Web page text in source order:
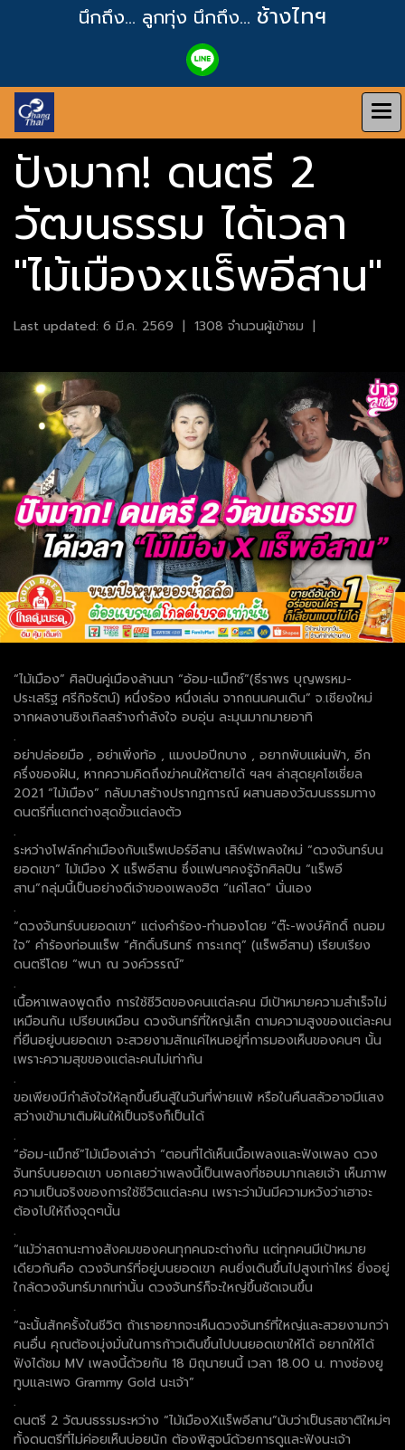
นึกถึง... ลูกทุ่ง นึกถึง... ช้างไทฯ
ปังมาก! ดนตรี 2
วัฒนธรรม ได้เวลา
"ไม้เมืองxแร็พอีสาน"
Last updated: 6 มี.ค. 2569 | 1308 จำนวนผู้เข้าชม |
“ไม้เมือง” ศิลปินคู่เมืองล้านนา “อ้อม-แม็กซ์”(ธีราพร บุญพรหม-
ประเสริฐ ศรีกิจรัตน์) หนึ่งร้อง หนึ่งเล่น จากถนนคนเดิน” จ.เชียงใหม่
จากผลงานซิงเกิลสร้างกำลังใจ อบอุ่น ละมุนมากมายอาทิ
.
อย่าปล่อยมือ , อย่าเพิ่งท้อ , แมงปอปีกบาง , อยากพับแผ่นฟ้า, อีก
ครึ่งของฝัน, หากความคิดถึงฆ่าคนให้ตายได้ ฯลฯ ล่าสุดยุคโซเชี่ยล
2021 “ไม้เมือง” กลับมาสร้างปรากฏการณ์ ผสานสองวัฒนธรรมทาง
ดนตรีที่แตกต่างสุดขั้วแต่ลงตัว
.
ระหว่างโฟล์กคำเมืองกับแร็พเปอร์อีสาน เสิร์ฟเพลงใหม่ “ดวงจันทร์บน
ยอดเขา” ไม้เมือง X แร็พอีสาน ซึ่งแฟนๆคงรู้จักศิลปิน “แร็พอี
สาน”กลุ่มนี้เป็นอย่างดีเจ้าของเพลงฮิต “แค่โสด” นั่นเอง
.
“ดวงจันทร์บนยอดเขา” แต่งคำร้อง-ทำนองโดย “ต๊ะ-พงษ์ศักดิ์ ถนอม
ใจ” คำร้องท่อนแร็พ “ศักดิ์นรินทร์ การะเกตุ” (แร็พอีสาน) เรียบเรียง
ดนตรีโดย “พนา ณ วงค์วรรณ์”
.
เนื้อหาเพลงพูดถึง การใช้ชีวิตของคนแต่ละคน มีเป้าหมายความสำเร็จไม่
เหมือนกัน เปรียบเหมือน ดวงจันทร์ที่ใหญ่เล็ก ตามความสูงของแต่ละคน
ที่ยืนอยู่บนยอดเขา จะสวยงามสักแค่ไหนอยู่ที่การมองเห็นของคนๆ นั้น
เพราะความสุขของแต่ละคนไม่เท่ากัน
.
ขอเพียงมีกำลังใจให้ลุกขึ้นยืนสู้ในวันที่พ่ายแพ้ หรือในคืนสลัวอาจมีแสง
สว่างเข้ามาเติมฝันให้เป็นจริงก็เป็นได้
.
“อ้อม-แม็กซ์”ไม้เมืองเล่าว่า “ตอนที่ได้เห็นเนื้อเพลงและฟังเพลง ดวง
จันทร์บนยอดเขา บอกเลยว่าเพลงนี้เป็นเพลงที่ชอบมากเลยเจ้า เห็นภาพ
ความเป็นจริงของการใช้ชีวิตแต่ละคน เพราะว่ามันมีความหวังว่าเฮาจะ
ต้องไปให้ถึงจุดๆนั้น
.
“แม้ว่าสถานะทางสังคมของคนทุกคนจะต่างกัน แต่ทุกคนมีเป้าหมาย
เดียวกันคือ ดวงจันทร์ที่อยู่บนยอดเขา คนยิ่งเดินขึ้นไปสูงเท่าไหร่ ยิ่งอยู่
ใกล้ดวงจันทร์มากเท่านั้น ดวงจันทร์ก็จะใหญ่ขึ้นชัดเจนขึ้น
.
“ฉะนั้นสักครั้งในชีวิต ถ้าเราอยากจะเห็นดวงจันทร์ที่ใหญ่และสวยงามกว่า
คนอื่น คุณต้องมุ่งมั่นในการก้าวเดินขึ้นไปบนยอดเขาให้ได้ อยากให้ได้
ฟังได้ชม MV เพลงนี้ด้วยกัน 18 มิถุนายนนี้ เวลา 18.00 น. ทางช่องยู
ทูบและเพจ Grammy Gold นะเจ้า”
.
ดนตรี 2 วัฒนธรรมระหว่าง “ไม้เมืองXแร็พอีสาน”นับว่าเป็นรสชาติใหม่ๆ
ทั้งดนตรีที่ไม่ค่อยเห็นบ่อยนัก ต้องพิสูจน์ด้วยการดูและฟังนะเจ้า